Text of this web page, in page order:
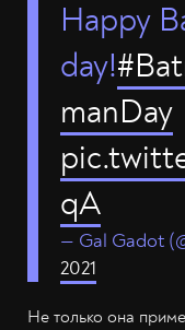
Happy
day!
manDay
qA
— Gal Gadot
2021
Не только она